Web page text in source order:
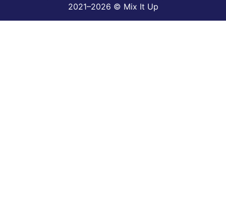
2021–2026 © Mix It Up